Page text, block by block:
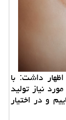
داشت: با
نیاز تولید
و در اختیار